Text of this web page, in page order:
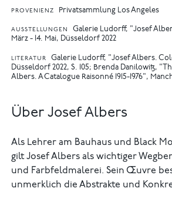
PROVENIENZ Privatsammlung Los Angeles
AUSSTELLUNGEN
Galerie Ludorff, "Josef
März - 14. Mai, Düsseldorf 2022
LITERATUR
Galerie Ludorff, "Josef Albers.
Düsseldorf 2022, S. 105
Brenda Danilowitz,
Albers. A Catalogue Raisonné 1915-1976",
Über Josef Albers
Als Lehrer am Bauhaus und Black
gilt Josef Albers als wichtiger
und Farbfeldmalerei. Sein Œuvre
unmerklich die Abstrakte und